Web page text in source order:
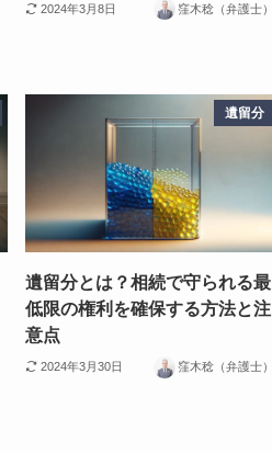
2024年3月8日 窪木稔（弁護士）
遺留分
遺留分とは？相続で守られる最
低限の権利を確保する方法と注
意点
2024年3月30日 窪木稔（弁護士）